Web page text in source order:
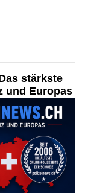
stärkste
und Europas